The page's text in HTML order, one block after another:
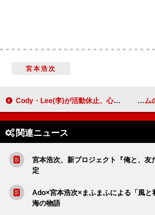
宮本浩次
Cody・Lee(李)が活動休止、心境を吐露するような新曲「ありがとう、ロックンロール」リリックビデオ公開
関連ニュース
宮本浩次、新プロジェクト『俺と、友
定
Ado×宮本浩次×まふまふによる「風と
海の物語